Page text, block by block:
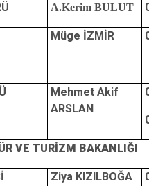
A.Kerim BULUT
Müge İZMİR
Mehmet Akif
ARSLAN
VE TURİZM BAKANLIĞI
Ziya KIZILBOĞA